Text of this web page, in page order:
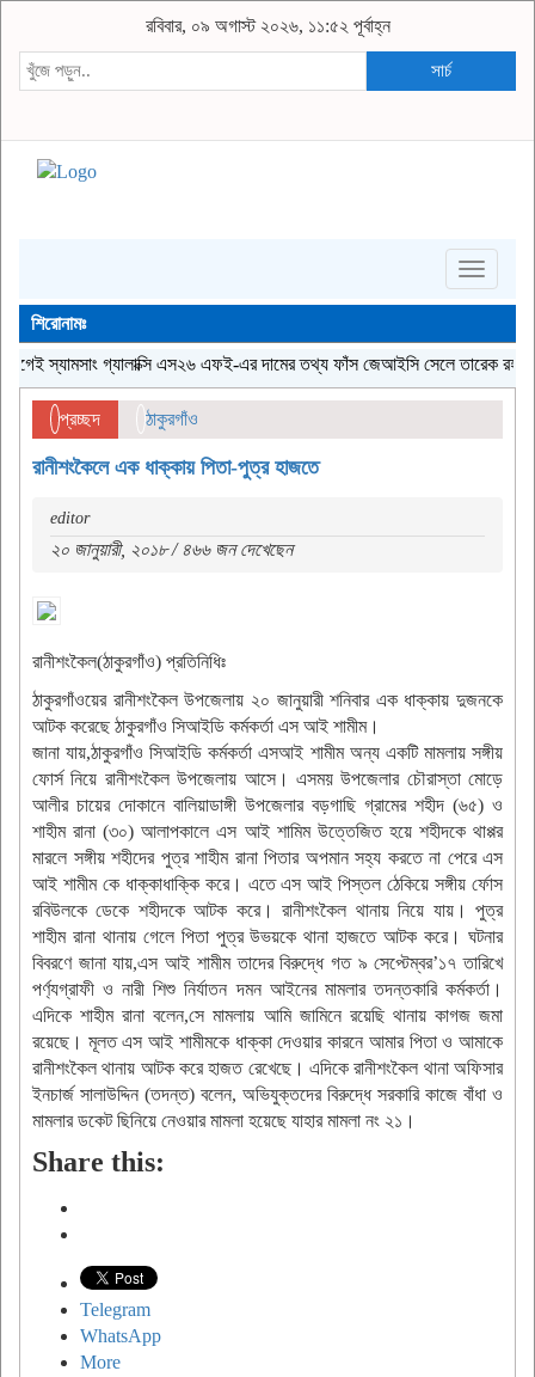
রবিবার, ০৯ অগাস্ট ২০২৬, ১১:৫২ পূর্বাহ্ন
সার্চ
Toggle
শিরোনামঃ
স্যামসাং গ্যালাক্সি এস২৬ এফই-এর দামের তথ্য ফাঁস জেআইসি সেলে তারেক রহমানকেও
প্রচ্ছদ ঠাকুরগাঁও
রানীশংকৈলে এক ধাক্কায় পিতা-পুত্র হাজতে
editor
২০ জানুয়ারী, ২০১৮ / ৪৬৬ জন দেখেছেন
রানীশংকৈল(ঠাকুরগাঁও) প্রতিনিধিঃ
ঠাকুরগাঁওয়ের রানীশংকৈল উপজেলায় ২০ জানুয়ারী শনিবার এক ধাক্কায় দুজনকে
আটক করেছে ঠাকুরগাঁও সিআইডি কর্মকর্তা এস আই শামীম।
জানা যায়,ঠাকুরগাঁও সিআইডি কর্মকর্তা এসআই শামীম অন্য একটি মামলায় সঙ্গীয়
ফোর্স নিয়ে রানীশংকৈল উপজেলায় আসে। এসময় উপজেলার চৌরাস্তা মোড়ে
আলীর চায়ের দোকানে বালিয়াডাঙ্গী উপজেলার বড়গাছি গ্রামের শহীদ (৬৫) ও
শাহীম রানা (৩০) আলাপকালে এস আই শামিম উত্তেজিত হয়ে শহীদকে থাপ্পর
মারলে সঙ্গীয় শহীদের পুত্র শাহীম রানা পিতার অপমান সহ্য করতে না পেরে এস
আই শামীম কে ধাক্কাধাক্কি করে। এতে এস আই পিস্তল ঠেকিয়ে সঙ্গীয় র্ফোস
রবিউলকে ডেকে শহীদকে আটক করে। রানীশংকৈল থানায় নিয়ে যায়। পুত্র
শাহীম রানা থানায় গেলে পিতা পুত্র উভয়কে থানা হাজতে আটক করে। ঘটনার
বিবরণে জানা যায়,এস আই শামীম তাদের বিরুদ্ধে গত ৯ সেপ্টেম্বর’১৭ তারিখে
পর্ণ্যগ্রাফী ও নারী শিশু নির্যাতন দমন আইনের মামলার তদন্তকারি কর্মকর্তা।
এদিকে শাহীম রানা বলেন,সে মামলায় আমি জামিনে রয়েছি থানায় কাগজ জমা
রয়েছে। মূলত এস আই শামীমকে ধাক্কা দেওয়ার কারনে আমার পিতা ও আমাকে
রানীশংকৈল থানায় আটক করে হাজত রেখেছে। এদিকে রানীশংকৈল থানা অফিসার
ইনচার্জ সালাউদ্দিন (তদন্ত) বলেন, অভিযুক্তদের বিরুদ্ধে সরকারি কাজে বাঁধা ও
মামলার ডকেট ছিনিয়ে নেওয়ার মামলা হয়েছে যাহার মামলা নং ২১।
Share this:
Telegram
WhatsApp
More